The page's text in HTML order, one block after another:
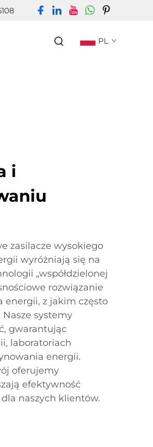
PL
i
zasilacze wysokiego
wyróżniają się na
„współdzielonej
rozwiązanie
energii, z jakim często
systemy
gwarantując
laboratoriach
energii.
oferujemy
efektywność
naszych klientów.